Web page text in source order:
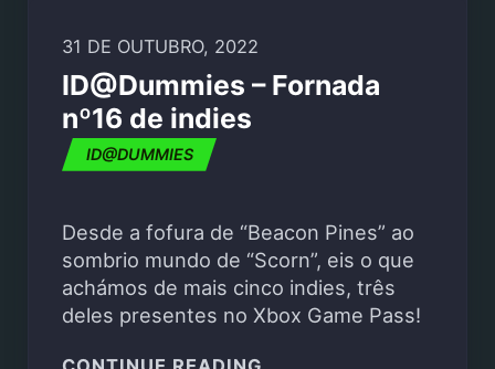
31 DE OUTUBRO, 2022
ID@Dummies – Fornada
nº16 de indies
ID@DUMMIES
Desde a fofura de “Beacon Pines” ao
sombrio mundo de “Scorn”, eis o que
achámos de mais cinco indies, três
deles presentes no Xbox Game Pass!